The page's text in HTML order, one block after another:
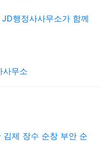
행정사사무소가 함께
김제 장수 순창 부안 순